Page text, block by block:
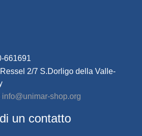
661691
2/7 S.Dorligo della Valle-
shop.org
un contatto